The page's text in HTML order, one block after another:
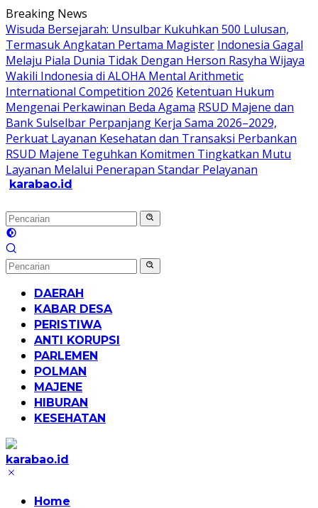
Langsung
ke
konten
Breaking News
Wisuda Bersejarah: Unsulbar Kukuhkan 500 Lulusan,
Termasuk Angkatan Pertama Magister Indonesia Gagal
Melaju Piala Dunia Tidak Dengan Herson Rasyha Wijaya
Wakili Indonesia di ALOHA Mental Arithmetic
International Competition 2026 Ketentuan Hukum
Mengenai Perkawinan Beda Agama RSUD Majene dan
Bank Sulselbar Perpanjang Kerja Sama 2026–2029,
Perkuat Layanan Kesehatan dan Transaksi Perbankan
RSUD Majene Teguhkan Komitmen Tingkatkan Mutu
Layanan Melalui Penerapan Standar Pelayanan
karabao.id
dan
Tajam
DAERAH
KABAR DESA
PERISTIWA
ANTI KORUPSI
PARLEMEN
POLMAN
MAJENE
HIBURAN
KESEHATAN
karabao.id
Tegas
TajamHome